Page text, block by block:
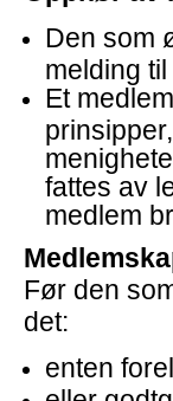
Den som
melding
Et
fattes av
medlem
Før den
det:
enten